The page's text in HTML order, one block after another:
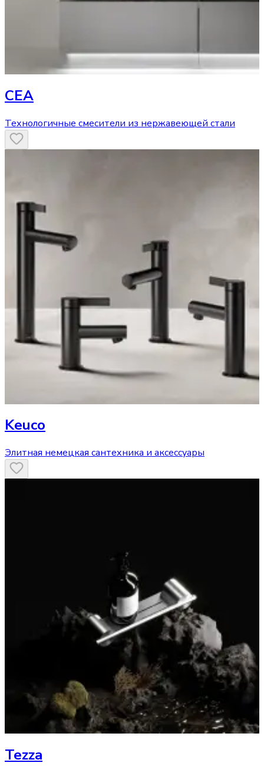
CEA
Технологичные смесители из нержавеющей стали
Keuco
Элитная немецкая сантехника и аксессуары
Tezza